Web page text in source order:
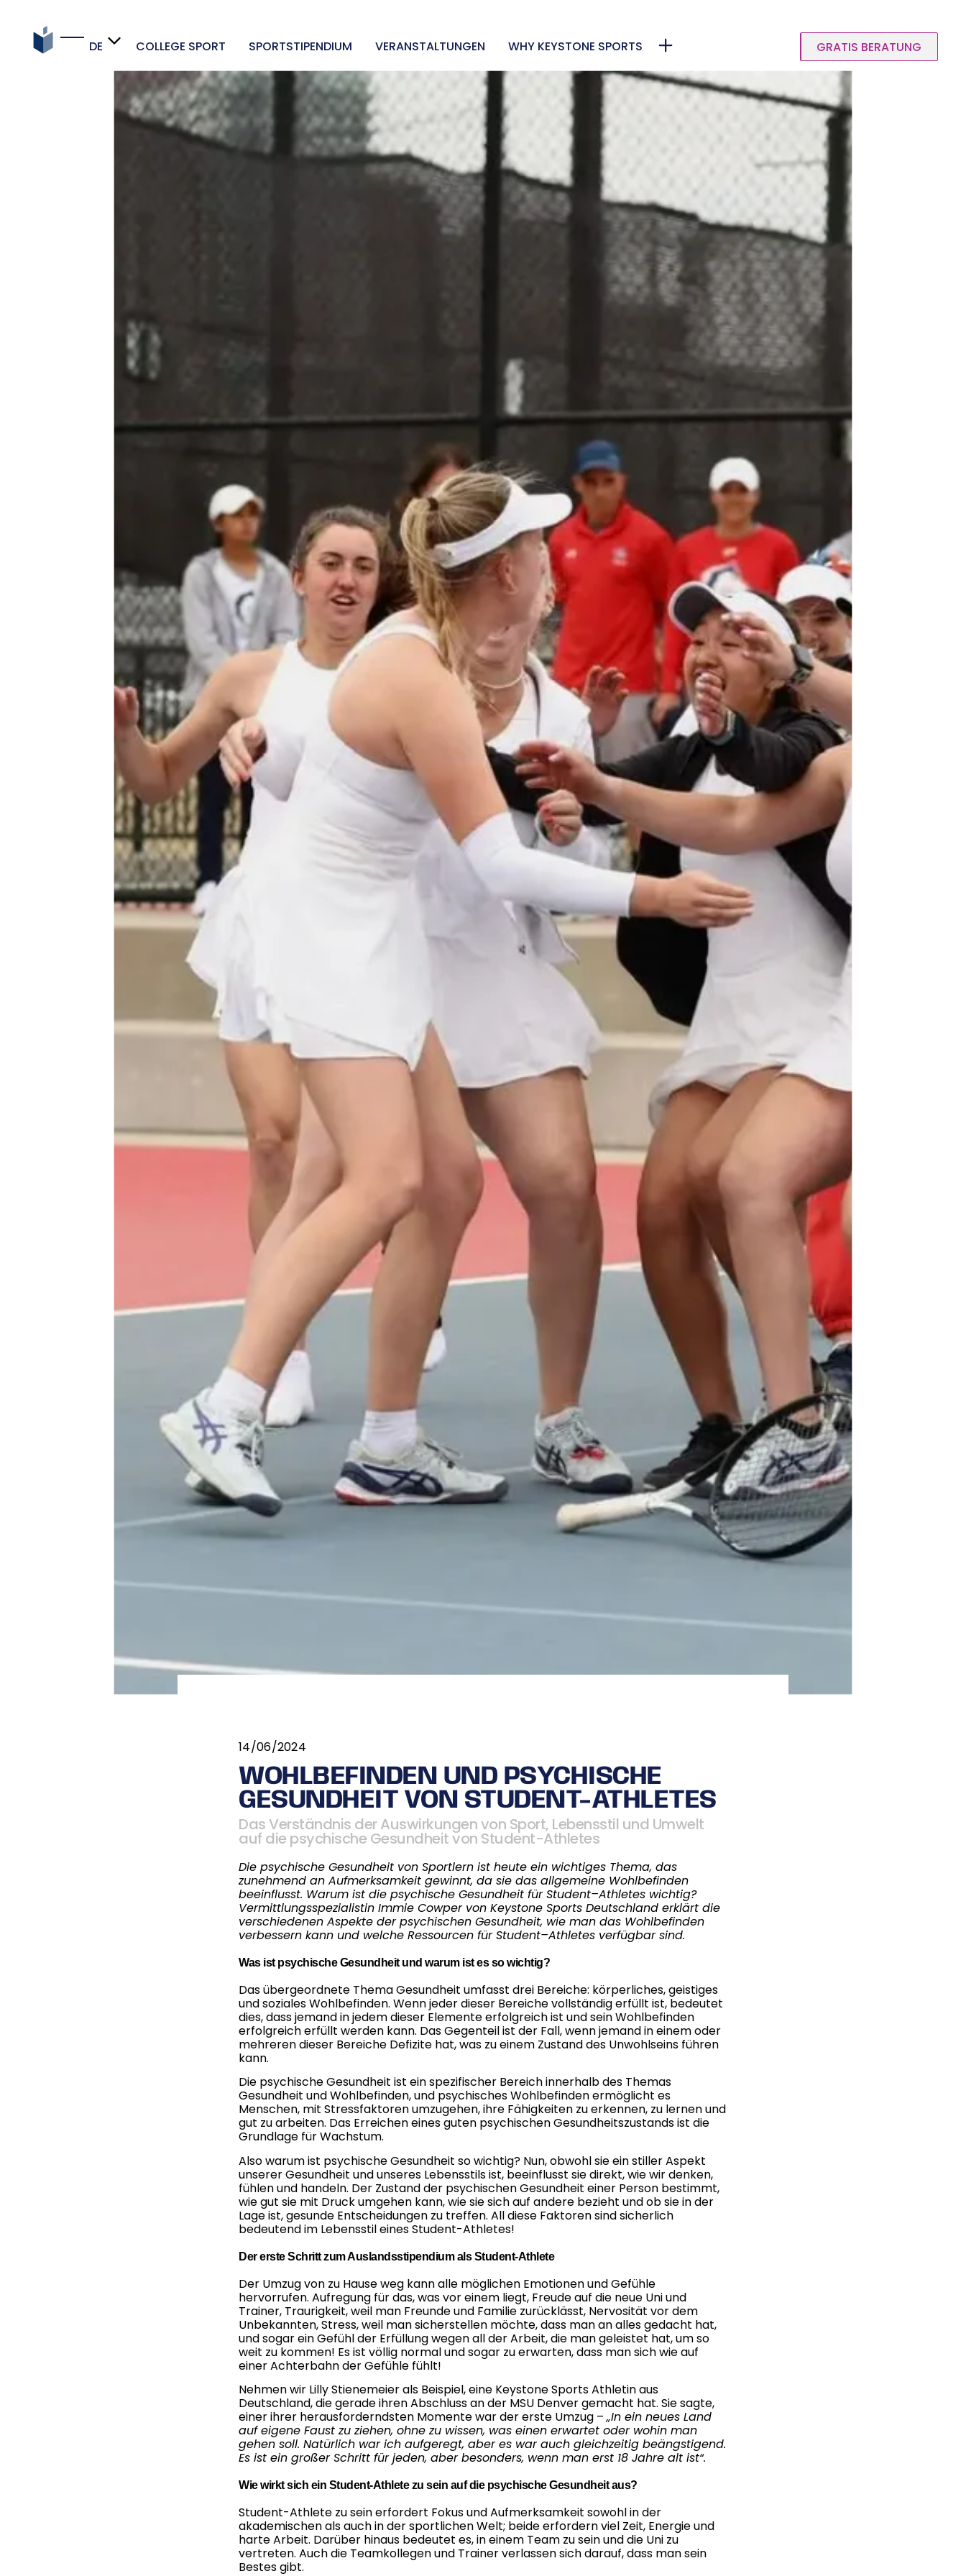
DE COLLEGE SPORT SPORTSTIPENDIUM VERANSTALTUNGEN WHY KEYSTONE SPORTS GRATIS BERATUNG
14/06/2024
WOHLBEFINDEN UND PSYCHISCHE
GESUNDHEIT VON STUDENT-ATHLETES
Das Verständnis der Auswirkungen von Sport, Lebensstil und Umwelt
auf die psychische Gesundheit von Student-Athletes
Die psychische Gesundheit von Sportlern ist heute ein wichtiges Thema, das
zunehmend an Aufmerksamkeit gewinnt, da sie das allgemeine Wohlbefinden
beeinflusst. Warum ist die psychische Gesundheit für Student–Athletes wichtig?
Vermittlungsspezialistin Immie Cowper von Keystone Sports Deutschland erklärt die
verschiedenen Aspekte der psychischen Gesundheit, wie man das Wohlbefinden
verbessern kann und welche Ressourcen für Student–Athletes verfügbar sind.
Was ist psychische Gesundheit und warum ist es so wichtig?
Das übergeordnete Thema Gesundheit umfasst drei Bereiche: körperliches, geistiges
und soziales Wohlbefinden. Wenn jeder dieser Bereiche vollständig erfüllt ist, bedeutet
dies, dass jemand in jedem dieser Elemente erfolgreich ist und sein Wohlbefinden
erfolgreich erfüllt werden kann. Das Gegenteil ist der Fall, wenn jemand in einem oder
mehreren dieser Bereiche Defizite hat, was zu einem Zustand des Unwohlseins führen
kann.
Die psychische Gesundheit ist ein spezifischer Bereich innerhalb des Themas
Gesundheit und Wohlbefinden, und psychisches Wohlbefinden ermöglicht es
Menschen, mit Stressfaktoren umzugehen, ihre Fähigkeiten zu erkennen, zu lernen und
gut zu arbeiten. Das Erreichen eines guten psychischen Gesundheitszustands ist die
Grundlage für Wachstum.
Also warum ist psychische Gesundheit so wichtig? Nun, obwohl sie ein stiller Aspekt
unserer Gesundheit und unseres Lebensstils ist, beeinflusst sie direkt, wie wir denken,
fühlen und handeln. Der Zustand der psychischen Gesundheit einer Person bestimmt,
wie gut sie mit Druck umgehen kann, wie sie sich auf andere bezieht und ob sie in der
Lage ist, gesunde Entscheidungen zu treffen. All diese Faktoren sind sicherlich
bedeutend im Lebensstil eines Student-Athletes!
Der erste Schritt zum Auslandsstipendium als Student-Athlete
Der Umzug von zu Hause weg kann alle möglichen Emotionen und Gefühle
hervorrufen. Aufregung für das, was vor einem liegt, Freude auf die neue Uni und
Trainer, Traurigkeit, weil man Freunde und Familie zurücklässt, Nervosität vor dem
Unbekannten, Stress, weil man sicherstellen möchte, dass man an alles gedacht hat,
und sogar ein Gefühl der Erfüllung wegen all der Arbeit, die man geleistet hat, um so
weit zu kommen! Es ist völlig normal und sogar zu erwarten, dass man sich wie auf
einer Achterbahn der Gefühle fühlt!
Nehmen wir Lilly Stienemeier als Beispiel, eine Keystone Sports Athletin aus
Deutschland, die gerade ihren Abschluss an der MSU Denver gemacht hat. Sie sagte,
einer ihrer herausforderndsten Momente war der erste Umzug –„In ein neues Land
auf eigene Faust zu ziehen, ohne zu wissen, was einen erwartet oder wohin man
gehen soll. Natürlich war ich aufgeregt, aber es war auch gleichzeitig beängstigend.
Es ist ein großer Schritt für jeden, aber besonders, wenn man erst 18 Jahre alt ist“.
Wie wirkt sich ein Student-Athlete zu sein auf die psychische Gesundheit aus?
Student-Athlete zu sein erfordert Fokus und Aufmerksamkeit sowohl in der
akademischen als auch in der sportlichen Welt; beide erfordern viel Zeit, Energie und
harte Arbeit. Darüber hinaus bedeutet es, in einem Team zu sein und die Uni zu
vertreten. Auch die Teamkollegen und Trainer verlassen sich darauf, dass man sein
Bestes gibt.